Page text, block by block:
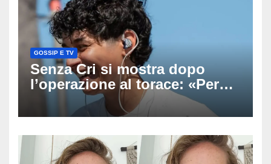
GOSSIP E TV
Senza Cri si mostra dopo
l’operazione al torace: «Per
anni mi sentivo in trappola», il
racconto sul difficile percorso